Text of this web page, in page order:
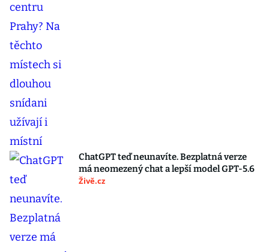
ChatGPT teď neunavíte. Bezplatná verze
má neomezený chat a lepší model GPT-5.6
Živě.cz